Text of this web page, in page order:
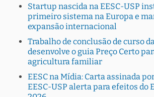
Startup nascida na EESC-USP
primeiro sistema na Europa e
expansão internacional
Trabalho de conclusão de curso
desenvolve o guia Preço Certo
agricultura familiar
EESC na Mídia: Carta assinada
EESC-USP alerta para efeitos do